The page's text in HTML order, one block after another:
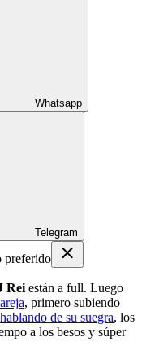
Whatsapp
Telegram
preferido
Rei están a full. Luego
, primero subiendo
hablando de su suegra, los
a los besos y súper